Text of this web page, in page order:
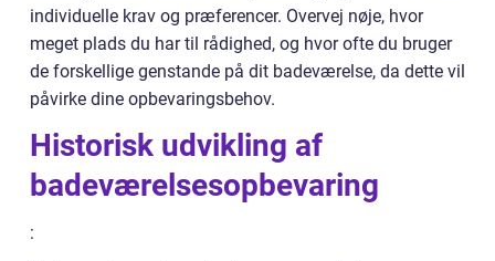
individuelle krav og præferencer. Overvej nøje, hvor
meget plads du har til rådighed, og hvor ofte du bruger
de forskellige genstande på dit badeværelse, da dette vil
påvirke dine opbevaringsbehov.
Historisk udvikling af
badeværelsesopbevaring
: